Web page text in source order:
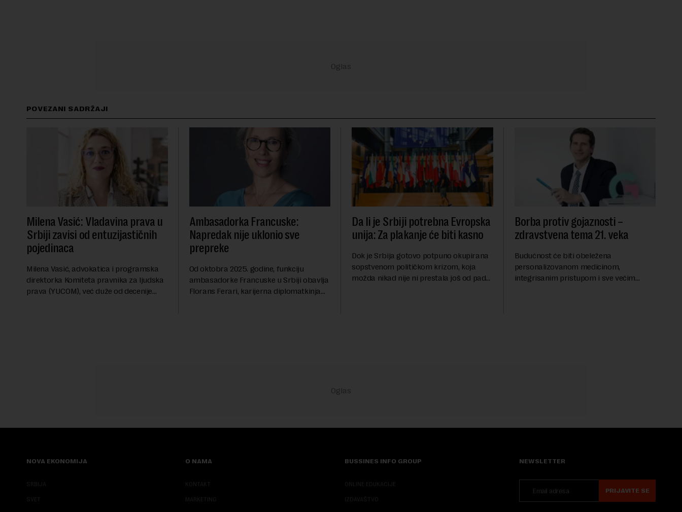
POVEZANI SADRŽAJI
Milena Vasić: Vladavina prava u
Srbiji zavisi od entuzijastičnih
pojedinaca
Milena Vasić, advokatica i programska
direktorka Komiteta pravnika za ljudska
prava (YUCOM), već duže od decenije
Ambasadorka Francuske:
Napredak nije uklonio sve
prepreke
Od oktobra 2025. godine, funkciju
ambasadorke Francuske u Srbiji obavlja
Florans Ferari, karijerna diplomatkinja
Da li je Srbiji potrebna Evropska
unija: Za plakanje će biti kasno
Dok je Srbija gotovo potpuno okupirana
sopstvenom političkom krizom, koja
možda nikad nije ni prestala još od pada
Borba protiv gojaznosti –
zdravstvena tema 21. veka
Budućnost će biti obeležena
personalizovanom medicinom,
integrisanim pristupom i sve većim
NOVA EKONOMIJA
SRBIJA
SVET
O NAMA
KONTAKT
MARKETING
BUSSINES INFO GROUP
ONLINE EDUKACIJE
IZDAVAŠTVO
NEWSLETTER
PRIJAVITE SE